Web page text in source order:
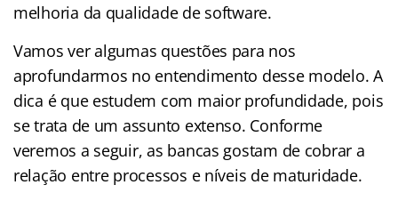
melhoria da qualidade de software.
Vamos ver algumas questões para nos
aprofundarmos no entendimento desse modelo. A
dica é que estudem com maior profundidade, pois
se trata de um assunto extenso. Conforme
veremos a seguir, as bancas gostam de cobrar a
relação entre processos e níveis de maturidade.